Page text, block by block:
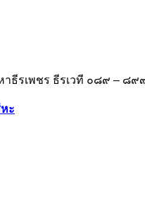
รเพชร ธีรเวที ๐๘๙ – ๘
ะ